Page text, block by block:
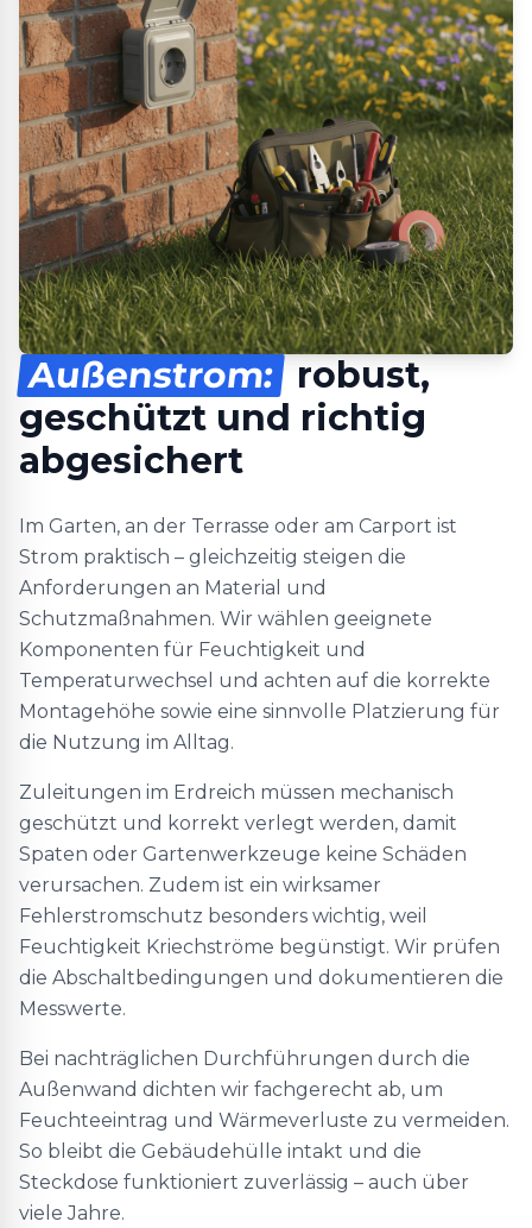
Außenstrom: robust,
geschützt und richtig
abgesichert
Im Garten, an der Terrasse oder am Carport ist
Strom praktisch – gleichzeitig steigen die
Anforderungen an Material und
Schutzmaßnahmen. Wir wählen geeignete
Komponenten für Feuchtigkeit und
Temperaturwechsel und achten auf die korrekte
Montagehöhe sowie eine sinnvolle Platzierung für
die Nutzung im Alltag.
Zuleitungen im Erdreich müssen mechanisch
geschützt und korrekt verlegt werden, damit
Spaten oder Gartenwerkzeuge keine Schäden
verursachen. Zudem ist ein wirksamer
Fehlerstromschutz besonders wichtig, weil
Feuchtigkeit Kriechströme begünstigt. Wir prüfen
die Abschaltbedingungen und dokumentieren die
Messwerte.
Bei nachträglichen Durchführungen durch die
Außenwand dichten wir fachgerecht ab, um
Feuchteeintrag und Wärmeverluste zu vermeiden.
So bleibt die Gebäudehülle intakt und die
Steckdose funktioniert zuverlässig – auch über
viele Jahre.